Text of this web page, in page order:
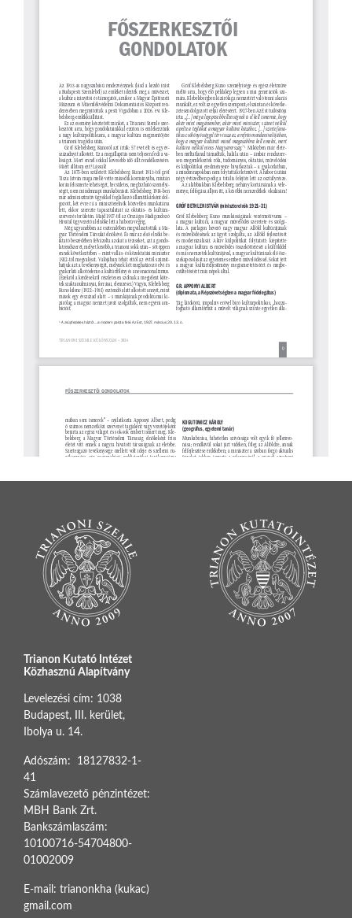
Trianon Kutató Intézet
Közhasznú Alapítvány
Levelezési cím: 1038
Budapest, III. kerület,
Ibolya u. 14.
Adószám: 18127832-1-
41
Számlavezető pénzintézet:
MBH Bank Zrt.
Bankszámlaszám:
10100716-54704800-
01002009
E-mail: trianonkha (kukac)
gmail.com